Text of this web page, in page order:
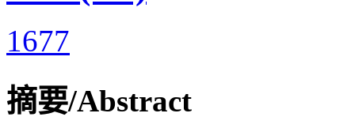
1677
摘要/Abstract